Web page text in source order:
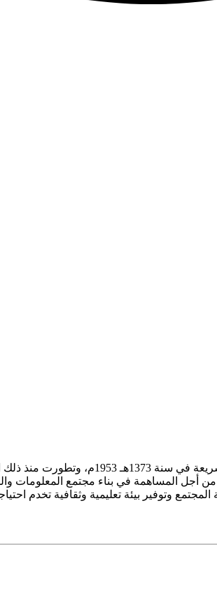
من أجل المساهمة في بناء مجتمع المعلومات
المجتمع وتوفير بيئة تعليمية وثقافية تخدم